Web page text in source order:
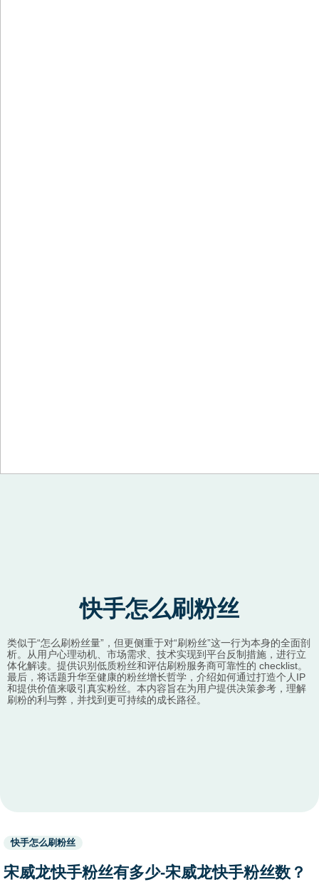
快手怎么刷粉丝
类似于“怎么刷粉丝量”，但更侧重于对“刷粉丝”这一行为本身的全面剖
析。从用户心理动机、市场需求、技术实现到平台反制措施，进行立
体化解读。提供识别低质粉丝和评估刷粉服务商可靠性的 checklist。
最后，将话题升华至健康的粉丝增长哲学，介绍如何通过打造个人IP
和提供价值来吸引真实粉丝。本内容旨在为用户提供决策参考，理解
刷粉的利与弊，并找到更可持续的成长路径。
Used
before
category
names.
快手怎么刷粉丝
宋威龙快手粉丝有多少-宋威龙快手粉丝数？